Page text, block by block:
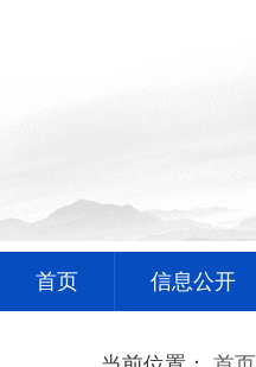
首页 信息公开